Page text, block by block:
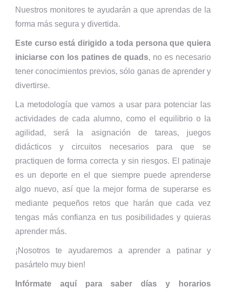
Nuestros monitores te ayudarán a que aprendas de la
forma más segura y divertida.
Este curso está dirigido a toda persona que quiera
iniciarse con los patines de quads, no es necesario
tener conocimientos previos, sólo ganas de aprender y
divertirse.
La metodología que vamos a usar para potenciar las
actividades de cada alumno, como el equilibrio o la
agilidad, será la asignación de tareas, juegos
didácticos y circuitos necesarios para que se
practiquen de forma correcta y sin riesgos. El patinaje
es un deporte en el que siempre puede aprenderse
algo nuevo, así que la mejor forma de superarse es
mediante pequeños retos que harán que cada vez
tengas más confianza en tus posibilidades y quieras
aprender más.
¡Nosotros te ayudaremos a aprender a patinar y
pasártelo muy bien!
Infórmate aquí para saber días y horarios